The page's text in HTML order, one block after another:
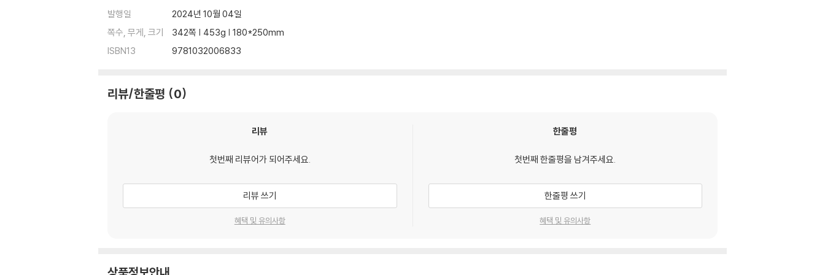
12. Wavelet Transform for OFDM-IM under hardware impairments performance enhancement
14. The latest 6G Artificial Intelligence Network Applications
18. Antenna Array Design for Massive MIMO System in 5G Application
발행일
2024년 10월 04일
쪽수, 무게, 크기
342쪽 | 453g | 180*250mm
ISBN13
9781032006833
리뷰/한줄평 0
리뷰
첫번째 리뷰어가 되어주세요.
리뷰 쓰기
혜택 및 유의사항
한줄평
첫번째 한줄평을 남겨주세요.
한줄평 쓰기
혜택 및 유의사항